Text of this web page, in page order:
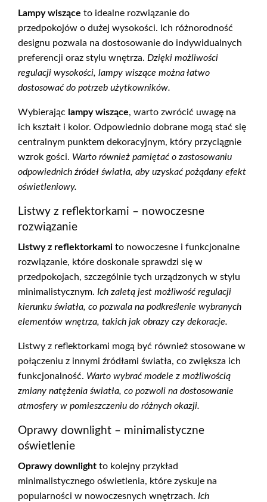
Lampy wiszące to idealne rozwiązanie do
przedpokojów o dużej wysokości. Ich różnorodność
designu pozwala na dostosowanie do indywidualnych
preferencji oraz stylu wnętrza. Dzięki możliwości
regulacji wysokości, lampy wiszące można łatwo
dostosować do potrzeb użytkowników.
Wybierając lampy wiszące, warto zwrócić uwagę na
ich kształt i kolor. Odpowiednio dobrane mogą stać się
centralnym punktem dekoracyjnym, który przyciągnie
wzrok gości. Warto również pamiętać o zastosowaniu
odpowiednich źródeł światła, aby uzyskać pożądany efekt
oświetleniowy.
Listwy z reflektorkami – nowoczesne
rozwiązanie
Listwy z reflektorkami to nowoczesne i funkcjonalne
rozwiązanie, które doskonale sprawdzi się w
przedpokojach, szczególnie tych urządzonych w stylu
minimalistycznym. Ich zaletą jest możliwość regulacji
kierunku światła, co pozwala na podkreślenie wybranych
elementów wnętrza, takich jak obrazy czy dekoracje.
Listwy z reflektorkami mogą być również stosowane w
połączeniu z innymi źródłami światła, co zwiększa ich
funkcjonalność. Warto wybrać modele z możliwością
zmiany natężenia światła, co pozwoli na dostosowanie
atmosfery w pomieszczeniu do różnych okazji.
Oprawy downlight – minimalistyczne
oświetlenie
Oprawy downlight to kolejny przykład
minimalistycznego oświetlenia, które zyskuje na
popularności w nowoczesnych wnętrzach. Ich